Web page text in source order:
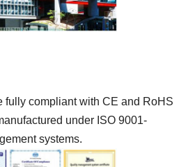
fully compliant with CE and RoHS
under ISO 9001-
systems.